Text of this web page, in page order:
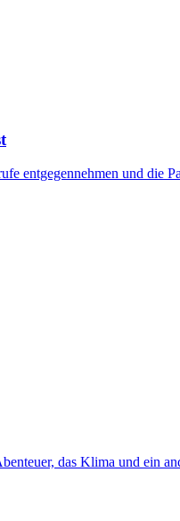
entgegennehmen und die
das Klima und ein